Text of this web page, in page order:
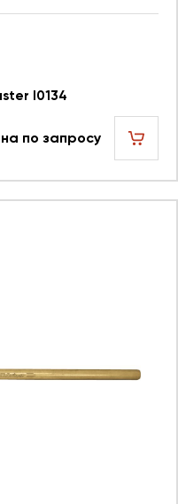
I0134
по запросу